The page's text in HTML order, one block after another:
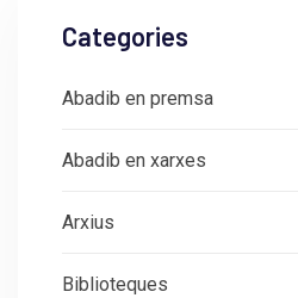
Categories
Abadib en premsa
Abadib en xarxes
Arxius
Biblioteques